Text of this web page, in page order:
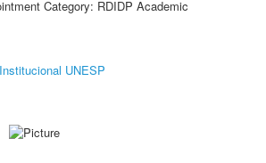
Category: RDIDP Academic
UNESP